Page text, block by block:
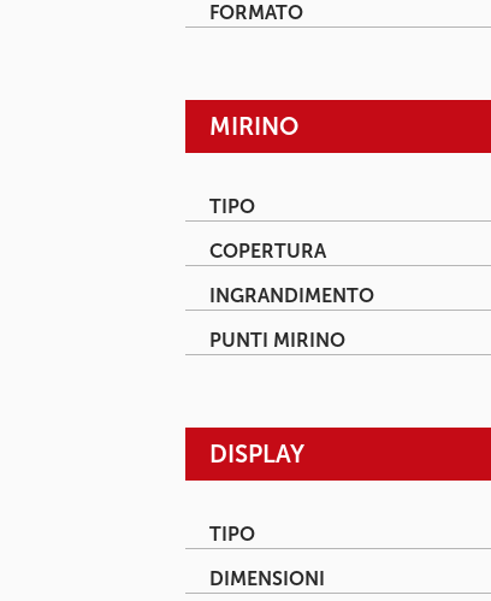
FORMATO
MIRINO
TIPO
COPERTURA
INGRANDIMENTO
PUNTI MIRINO
DISPLAY
TIPO
DIMENSIONI